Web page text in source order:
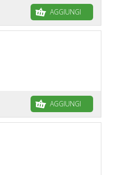
AGGIUNGI
AGGIUNGI